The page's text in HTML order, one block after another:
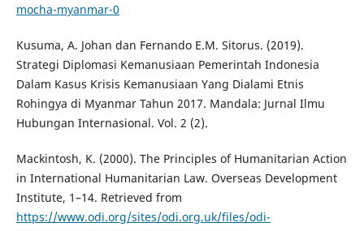
mocha-myanmar-0
Kusuma, A. Johan dan Fernando E.M. Sitorus. (2019).
Strategi Diplomasi Kemanusiaan Pemerintah Indonesia
Dalam Kasus Krisis Kemanusiaan Yang Dialami Etnis
Rohingya di Myanmar Tahun 2017. Mandala: Jurnal Ilmu
Hubungan Internasional. Vol. 2 (2).
Mackintosh, K. (2000). The Principles of Humanitarian Action
in International Humanitarian Law. Overseas Development
Institute, 1–14. Retrieved from
https://www.odi.org/sites/odi.org.uk/files/odi-